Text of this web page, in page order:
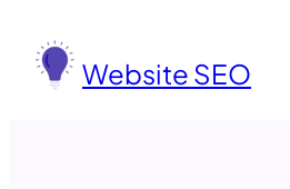
konten
Website SEO